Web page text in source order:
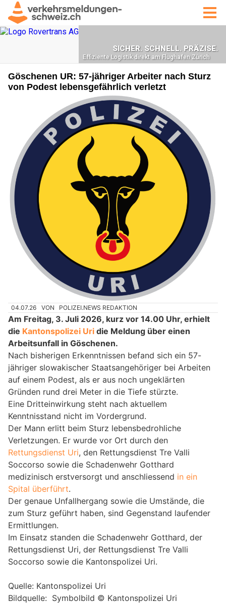
Göschenen UR: 57-jähriger Arbeiter nach Sturz
von Podest lebensgefährlich verletzt
04.07.26 VON POLIZEI.NEWS REDAKTION
Am Freitag, 3. Juli 2026, kurz vor 14.00 Uhr, erhielt
die Kantonspolizei Uri die Meldung über einen
Arbeitsunfall in Göschenen.
Nach bisherigen Erkenntnissen befand sich ein 57-
jähriger slowakischer Staatsangehöriger bei Arbeiten
auf einem Podest, als er aus noch ungeklärten
Gründen rund drei Meter in die Tiefe stürzte.
Eine Dritteinwirkung steht nach aktuellem
Kenntnisstand nicht im Vordergrund.
Der Mann erlitt beim Sturz lebensbedrohliche
Verletzungen. Er wurde vor Ort durch den
Rettungsdienst Uri, den Rettungsdienst Tre Valli
Soccorso sowie die Schadenwehr Gotthard
medizinisch erstversorgt und anschliessend in ein
Spital überführt.
Der genaue Unfallhergang sowie die Umstände, die
zum Sturz geführt haben, sind Gegenstand laufender
Ermittlungen.
Im Einsatz standen die Schadenwehr Gotthard, der
Rettungsdienst Uri, der Rettungsdienst Tre Valli
Soccorso sowie die Kantonspolizei Uri.
Quelle: Kantonspolizei Uri
Bildquelle: Symbolbild © Kantonspolizei Uri